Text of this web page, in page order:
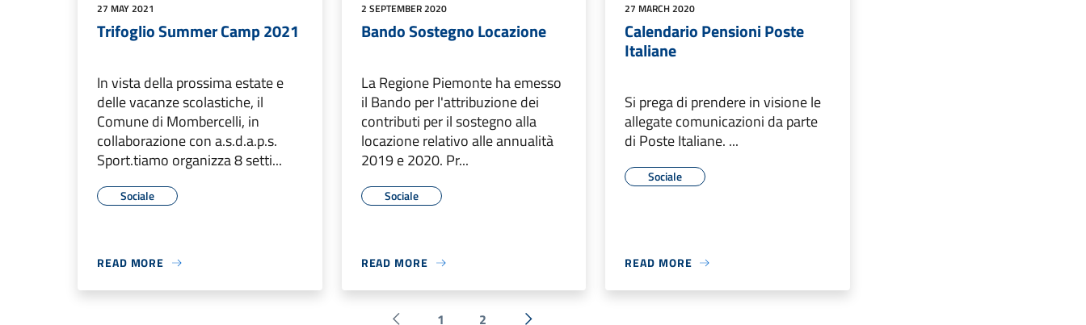
27 MAY 2021
Trifoglio Summer Camp 2021
In vista della prossima estate e
delle vacanze scolastiche, il
Comune di Mombercelli, in
collaborazione con a.s.d.a.p.s.
Sport.tiamo organizza 8 setti...
Sociale
READ MORE
2 SEPTEMBER 2020
Bando Sostegno Locazione
La Regione Piemonte ha emesso
il Bando per l'attribuzione dei
contributi per il sostegno alla
locazione relativo alle annualità
2019 e 2020. Pr...
Sociale
READ MORE
27 MARCH 2020
Calendario Pensioni Poste
Italiane
Si prega di prendere in visione le
allegate comunicazioni da parte
di Poste Italiane. ...
Sociale
READ MORE
1 2